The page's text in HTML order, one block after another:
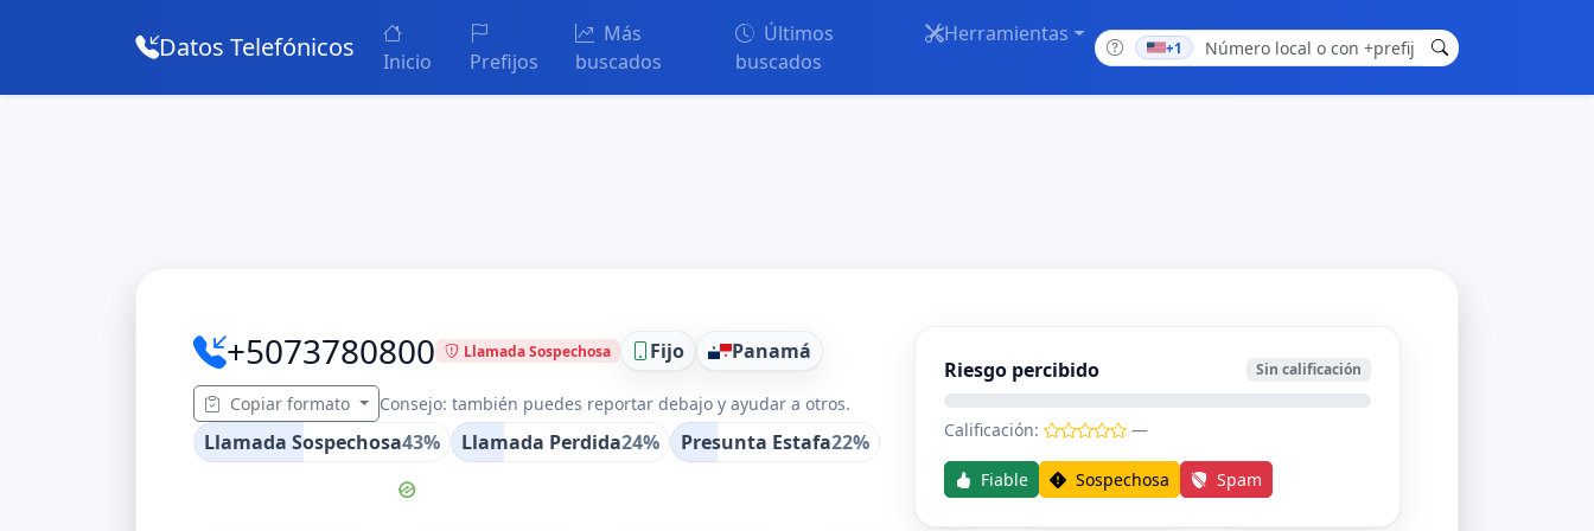
Datos Telefónicos Inicio Prefijos
Más
buscados
Últimos
buscados
Herramientas
+1
+5073780800 Llamada Sospechosa Fijo Panamá
Copiar formato Consejo: también puedes reportar debajo y ayudar a otros.
Llamada Sospechosa43% Llamada Perdida24% Presunta Estafa22%
Riesgo percibido Sin calificación
Calificación: —
Fiable Sospechosa Spam